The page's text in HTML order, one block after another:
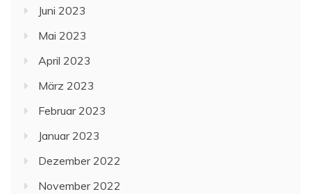
Juni 2023
Mai 2023
April 2023
März 2023
Februar 2023
Januar 2023
Dezember 2022
November 2022